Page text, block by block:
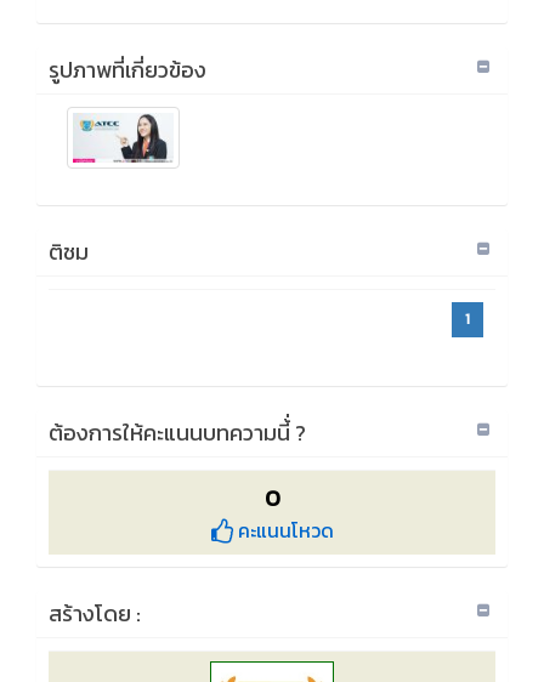
รูปภาพที่เกี่ยวข้อง
ติชม
1
ต้องการให้คะแนนบทความนี้่ ?
0
คะแนนโหวด
สร้างโดย :